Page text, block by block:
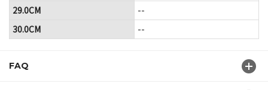
FAQ
29.0CM
--
30.0CM
--